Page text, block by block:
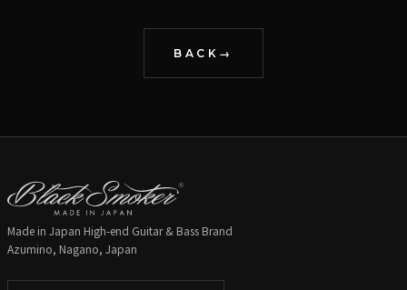
BACK
Made in Japan High-end Guitar & Bass Brand
Azumino, Nagano, Japan